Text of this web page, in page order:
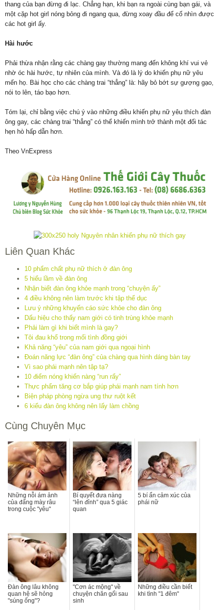
thang của bạn đừng đi lạc. Chẳng hạn, khi bạn ra ngoài cùng bạn gái, và
một cặp hot girl nóng bỏng đi ngang qua, đừng xoay đầu để cố nhìn được
các hot girl ấy.
Hài hước
Phải thừa nhận rằng các chàng gay thường mang đến không khí vui vẻ
nhờ óc hài hước, tự nhiên của mình. Và đó là lý do khiến phụ nữ yêu
mến họ. Bài học cho các chàng trai “thẳng” là: hãy bỏ bớt sự gượng gạo,
nói to lên, táo bạo hơn.
Tóm lại, chỉ bằng việc chú ý vào những điều khiến phụ nữ yêu thích đàn
ông gay, các chàng trai “thẳng” có thể khiến mình trở thành một đối tác
hẹn hò hấp dẫn hơn.
Theo VnExpress
Liên Quan Khác
10 phẩm chất phụ nữ thích ở đàn ông
5 hiểu lầm về đàn ông
Nhận biết đàn ông khỏe mạnh trong “chuyện ấy”
4 điều không nên làm trước khi tập thể dục
Lưu ý những khuyến cáo sức khỏe cho đàn ông
Dấu hiệu cho thấy nam giới có tinh trùng khỏe mạnh
Phải làm gì khi biết mình là gay?
Tôi đau khổ trong mối tình đồng giới
Khả năng “yêu” của nam giới qua ngoại hình
Đoán năng lực “đàn ông” của chàng qua hình dáng bàn tay
Vì sao phái mạnh nên tập tạ?
10 điểm nóng khiến nàng “run rẩy”
Thực phẩm tăng cơ bắp giúp phái mạnh nam tính hơn
Biện pháp phòng ngừa ung thư ruột kết
6 kiểu đàn ông không nên lấy làm chồng
Cùng Chuyên Mục
Những nỗi ám ảnh
của đấng mày râu
trong cuộc "yêu"
Bí quyết đưa nàng
“lên đỉnh” qua 5 giác
quan
5 bí ẩn cảm xúc của
phái nữ
Đàn ông lâu không
quan hệ sẽ hỏng
"súng ống"?
"Cơn ác mộng" về
chuyện chăn gối sau
sinh
Những điều cần biết
khi tình "1 đêm"